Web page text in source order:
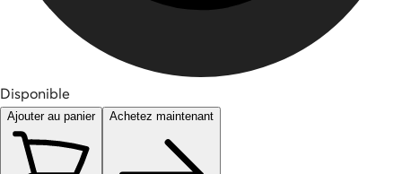
Disponible
Ajouter au panier Achetez maintenant